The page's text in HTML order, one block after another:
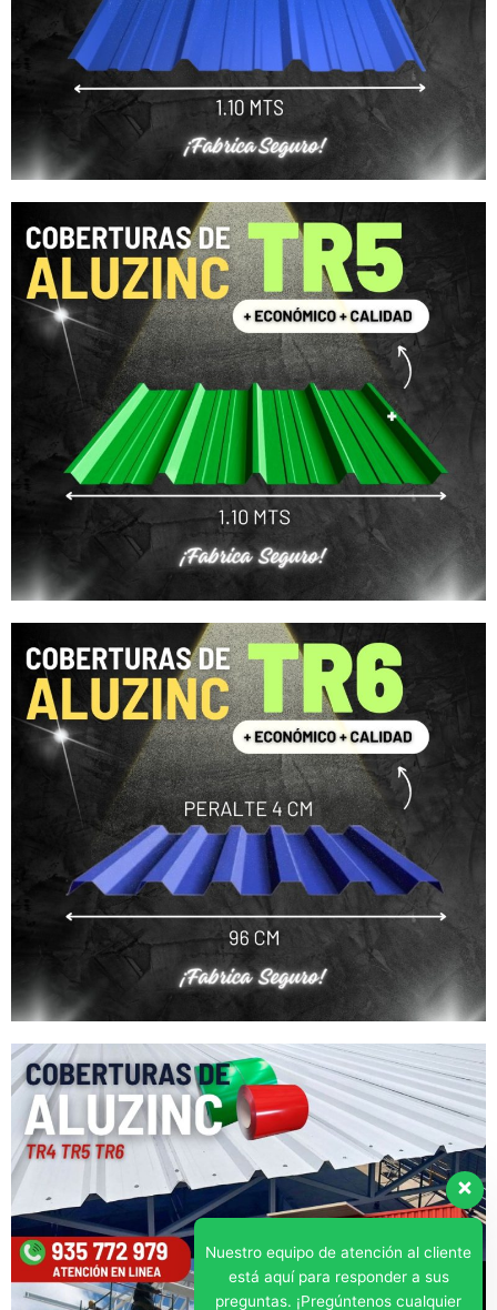
Nuestro equipo de atención al cliente
está aquí para responder a sus
preguntas. ¡Pregúntenos cualquier